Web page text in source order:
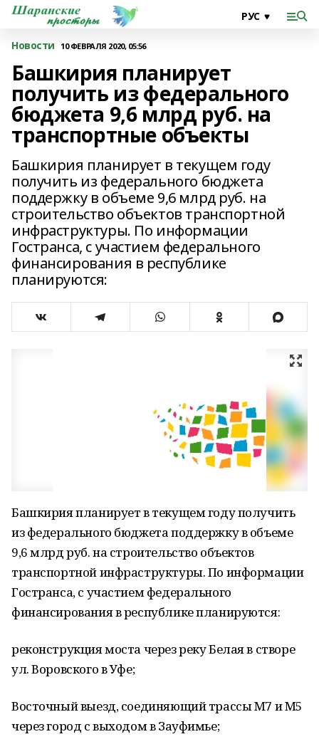
Новости 10 ФЕВРАЛЯ 2020, 05:56
Башкирия планирует
получить из федерального
бюджета 9,6 млрд руб. на
транспортные объекты
Башкирия планирует в текущем году
получить из федерального бюджета
поддержку в объеме 9,6 млрд руб. на
строительство объектов транспортной
инфраструктуры. По информации
Гостранса, с участием федерального
финансирования в республике
планируются:
Башкирия планирует в текущем году получить
из федерального бюджета поддержку в объеме
9,6 млрд руб. на строительство объектов
транспортной инфраструктуры. По информации
Гостранса, с участием федерального
финансирования в республике планируются:
реконструкция моста через реку Белая в створе
ул. Воровского в Уфе;
Восточный выезд, соединяющий трассы М7 и М5
через город с выходом в Зауфимье;